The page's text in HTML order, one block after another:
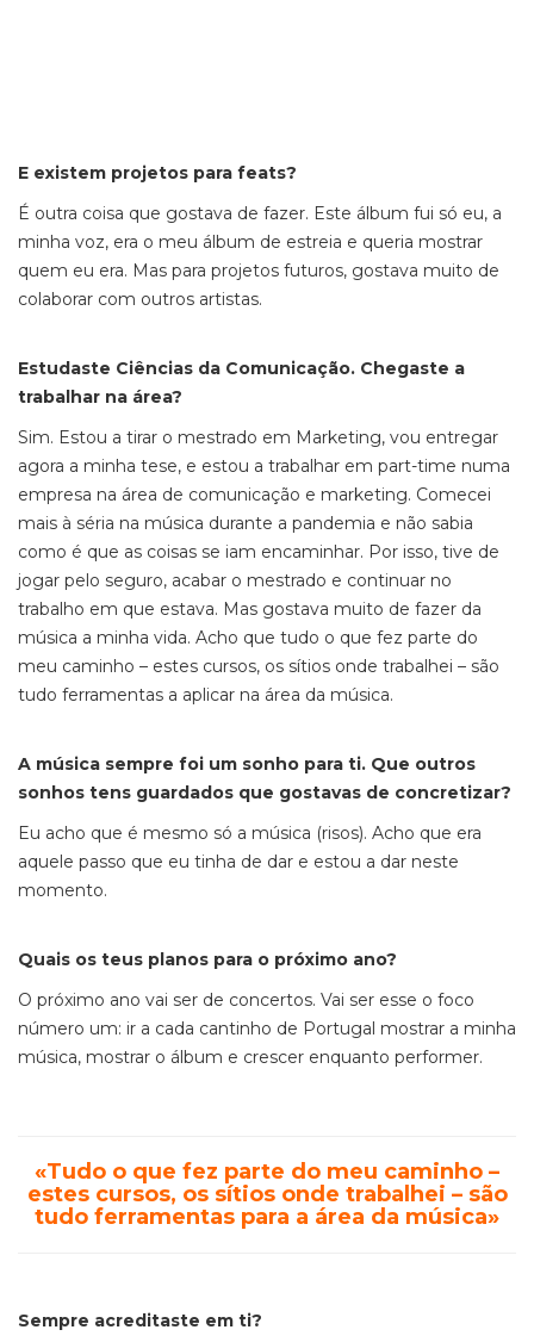
E existem projetos para feats?
É outra coisa que gostava de fazer. Este álbum fui só eu, a
minha voz, era o meu álbum de estreia e queria mostrar
quem eu era. Mas para projetos futuros, gostava muito de
colaborar com outros artistas.
Estudaste Ciências da Comunicação. Chegaste a
trabalhar na área?
Sim. Estou a tirar o mestrado em Marketing, vou entregar
agora a minha tese, e estou a trabalhar em part-time numa
empresa na área de comunicação e marketing. Comecei
mais à séria na música durante a pandemia e não sabia
como é que as coisas se iam encaminhar. Por isso, tive de
jogar pelo seguro, acabar o mestrado e continuar no
trabalho em que estava. Mas gostava muito de fazer da
música a minha vida. Acho que tudo o que fez parte do
meu caminho – estes cursos, os sítios onde trabalhei – são
tudo ferramentas a aplicar na área da música.
A música sempre foi um sonho para ti. Que outros
sonhos tens guardados que gostavas de concretizar?
Eu acho que é mesmo só a música (risos). Acho que era
aquele passo que eu tinha de dar e estou a dar neste
momento.
Quais os teus planos para o próximo ano?
O próximo ano vai ser de concertos. Vai ser esse o foco
número um: ir a cada cantinho de Portugal mostrar a minha
música, mostrar o álbum e crescer enquanto performer.
«Tudo o que fez parte do meu caminho –
estes cursos, os sítios onde trabalhei – são
tudo ferramentas para a área da música»
Sempre acreditaste em ti?